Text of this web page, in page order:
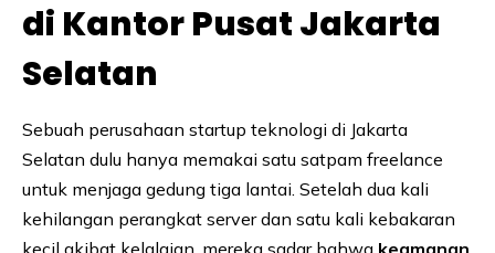
di Kantor Pusat Jakarta
Selatan
Sebuah perusahaan startup teknologi di Jakarta
Selatan dulu hanya memakai satu satpam freelance
untuk menjaga gedung tiga lantai. Setelah dua kali
kehilangan perangkat server dan satu kali kebakaran